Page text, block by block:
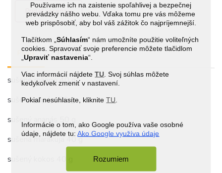
Používame ich na zaistenie spoľahlivej a bezpečnej
prevádzky nášho webu. Vďaka tomu pre vás môžeme
web prispôsobiť, aby bol váš zážitok čo najpríjemnejší.
Tlačítkom „Súhlasím“ nám umožníte použitie voliteľných
cookies. Spravovať svoje preferencie môžete tlačidlom
„Upraviť nastavenia“.
Viac informácií nájdete TU . Svoj súhlas môžete
kedykoľvek zmeniť v nastavení.
Pokiaľ nesúhlasíte, klikniteTU
Informácie o tom, ako Google používa vaše osobné
údaje, nájdete tu:Ako Google využíva údaje
Rozumiem
Popis Prehľad
sušené mango 40 g
sušená papája 50 g
sušený ananás 50 g
sušená marakuja 40 g
sušený kokos 40 g
Pridať recenziu